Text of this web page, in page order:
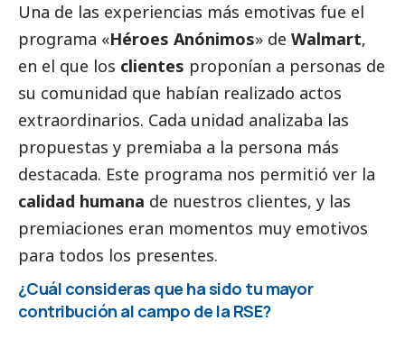
Una de las experiencias más emotivas fue el
programa «Héroes Anónimos» de Walmart,
en el que los clientes proponían a personas de
su comunidad que habían realizado actos
extraordinarios. Cada unidad analizaba las
propuestas y premiaba a la persona más
destacada. Este programa nos permitió ver la
calidad humana de nuestros clientes, y las
premiaciones eran momentos muy emotivos
para todos los presentes.
¿Cuál consideras que ha sido tu mayor
contribución al campo de la RSE?